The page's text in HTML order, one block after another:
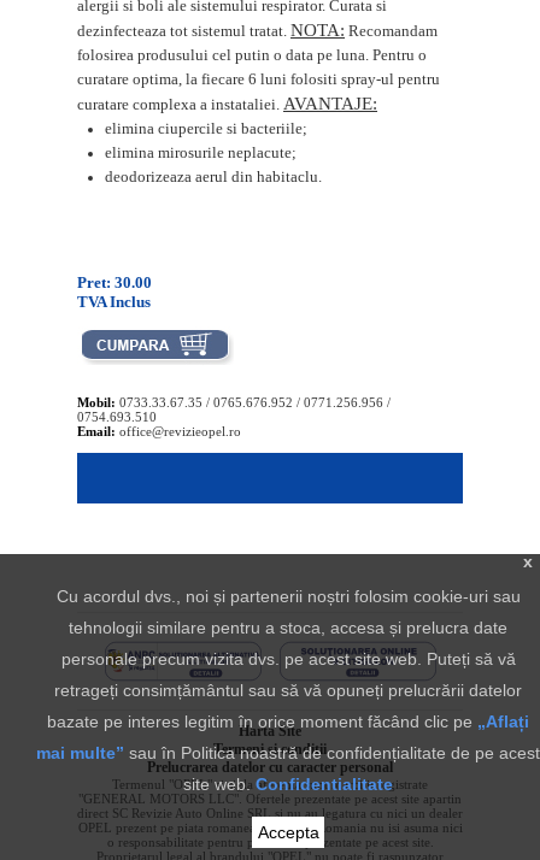
alergii si boli ale sistemului respirator. Curata si
dezinfecteaza tot sistemul tratat. NOTA: Recomandam
folosirea produsului cel putin o data pe luna. Pentru o
curatare optima, la fiecare 6 luni folositi spray-ul pentru
curatare complexa a instataliei. AVANTAJE:
elimina ciupercile si bacteriile;
elimina mirosurile neplacute;
deodorizeaza aerul din habitaclu.
Pret: 30.00
TVA Inclus
Mobil: 0733.33.67.35 / 0765.676.952 / 0771.256.956 /
0754.693.510
Email: office@revizieopel.ro
Harta Site
Termeni si conditii
Prelucrarea datelor cu caracter personal
Termenul "OPEL" si sigla aferenta sunt marci inregistrate
"GENERAL MOTORS LLC". Ofertele prezentate pe acest site apartin
direct SC Revizie Auto Online SRL si nu au legatura cu nici un dealer
OPEL prezent pe piata romaneasca. OPEL Romania nu isi asuma nici
o responsabilitate pentru produsele prezentate pe acest site.
Proprietarul legal al brandului "OPEL" nu poate fi raspunzator
x
Cu acordul dvs., noi și partenerii noștri folosim cookie-uri sau
tehnologii similare pentru a stoca, accesa și prelucra date
personale precum vizita dvs. pe acest site web. Puteți să vă
retrageți consimțământul sau să vă opuneți prelucrării datelor
bazate pe interes legitim în orice moment făcând clic pe „Aflați
mai multe” sau în Politica noastră de confidențialitate de pe acest
site web.Confidentialitate
Accepta